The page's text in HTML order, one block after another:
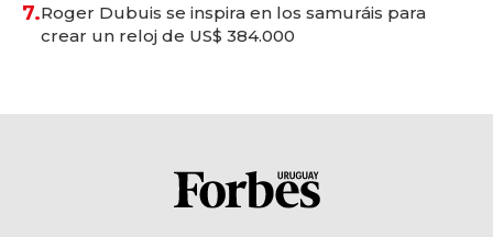
7.Roger Dubuis se inspira en los samuráis para
crear un reloj de US$ 384.000